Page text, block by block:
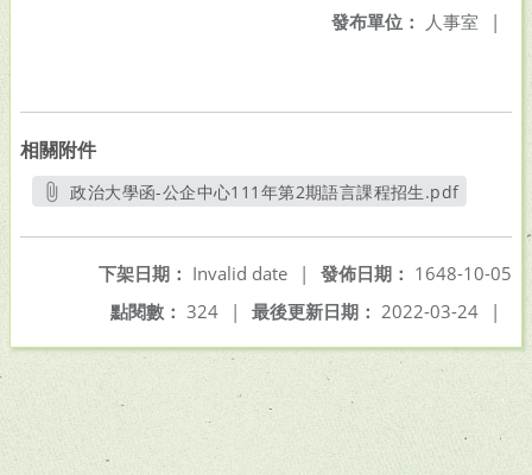
發布單位： 人事室 |
相關附件
政治大學函-公企中心111年第2期語言課程招生.pdf
發佈日期： 1648-10-05
下架日期： Invalid date
|
最後更新日期： 2022-03-24 |
點閱數： 324 |